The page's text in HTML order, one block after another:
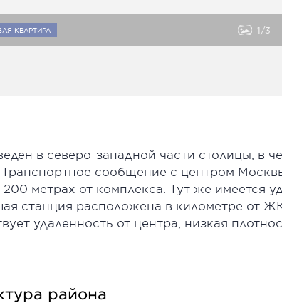
КВАРТИРА 1 3
в северо-западной части столицы, в
сообщение с центром
метрах от комплекса. Тут же имеется
станция расположена в километре от
удаленность от центра, низкая
района